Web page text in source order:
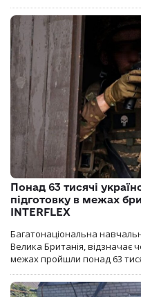
Понад 63 тисячі
підготовку в межах
INTERFLEX
Багатонаціональна
Велика Британія, відзначає
межах пройшли понад 63